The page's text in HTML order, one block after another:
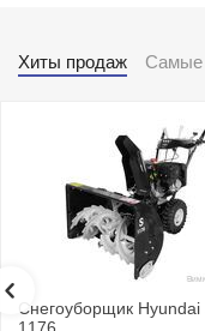
Хиты продаж Самые
Снегоуборщик Hyundai
1176